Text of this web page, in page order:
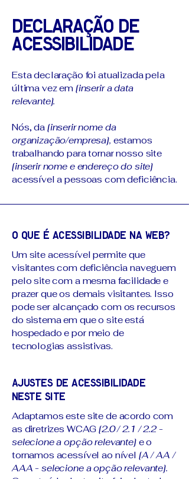
Declaração de
Acessibilidade
Esta declaração foi atualizada pela
última vez em [inserir a data
relevante].
Nós, da [inserir nome da
organização/empresa], estamos
trabalhando para tornar nosso site
[inserir nome e endereço do site]
acessível a pessoas com deficiência.
O que é acessibilidade na web?
Um site acessível permite que
visitantes com deficiência naveguem
pelo site com a mesma facilidade e
prazer que os demais visitantes. Isso
pode ser alcançado com os recursos
do sistema em que o site está
hospedado e por meio de
tecnologias assistivas.
Ajustes de acessibilidade
neste site
Adaptamos este site de acordo com
as diretrizes WCAG[2.0 / 2.1 / 2.2 -
selecione a opção relevante]e o
tornamos acessível ao nível [A / AA /
AAA - selecione a opção relevante].